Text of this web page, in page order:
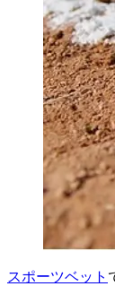
スポーツベット